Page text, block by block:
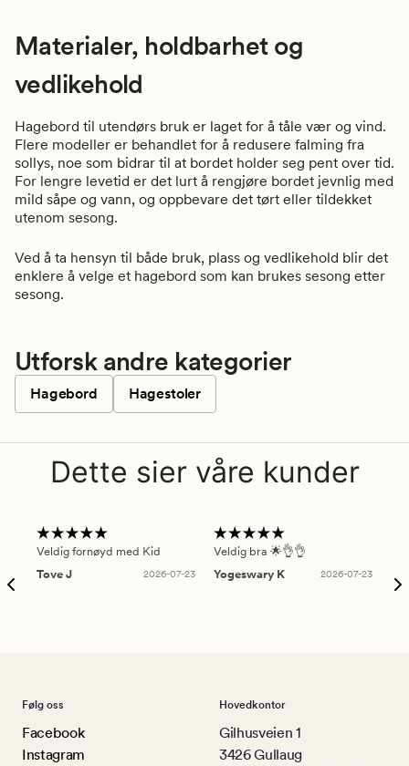
Materialer, holdbarhet og
vedlikehold
Hagebord til utendørs bruk er laget for å tåle vær og vind.
Flere modeller er behandlet for å redusere falming fra
sollys, noe som bidrar til at bordet holder seg pent over tid.
For lengre levetid er det lurt å rengjøre bordet jevnlig med
mild såpe og vann, og oppbevare det tørt eller tildekket
utenom sesong.
Ved å ta hensyn til både bruk, plass og vedlikehold blir det
enklere å velge et hagebord som kan brukes sesong etter
sesong.
Utforsk andre kategorier
Hagebord Hagestoler
Dette sier våre kunder
Veldig fornøyd med Kid
Tove J
2026-07-23
Veldig bra 🌟👌👌
Yogeswary K
2026-07-23
Følg oss
Facebook
Instagram
Hovedkontor
Gilhusveien 1
3426 Gullaug